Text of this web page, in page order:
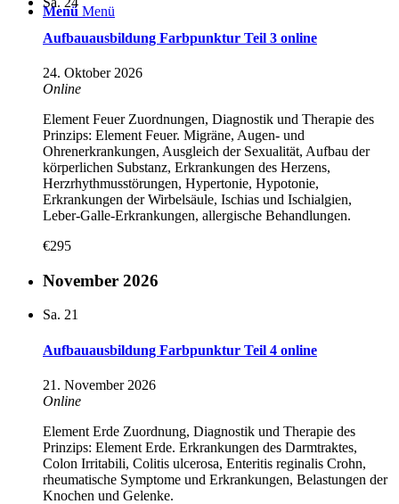
Menü Menü
Aufbauausbildung Farbpunktur Teil 3 online
24. Oktober 2026
Online
Element Feuer Zuordnungen, Diagnostik und Therapie des
Prinzips: Element Feuer. Migräne, Augen- und
Ohrenerkrankungen, Ausgleich der Sexualität, Aufbau der
körperlichen Substanz, Erkrankungen des Herzens,
Herzrhythmusstörungen, Hypertonie, Hypotonie,
Erkrankungen der Wirbelsäule, Ischias und Ischialgien,
Leber-Galle-Erkrankungen, allergische Behandlungen.
€295
November 2026
Sa. 21
Aufbauausbildung Farbpunktur Teil 4 online
21. November 2026
Online
Element Erde Zuordnung, Diagnostik und Therapie des
Prinzips: Element Erde. Erkrankungen des Darmtraktes,
Colon Irritabili, Colitis ulcerosa, Enteritis reginalis Crohn,
rheumatische Symptome und Erkrankungen, Belastungen der
Knochen und Gelenke.